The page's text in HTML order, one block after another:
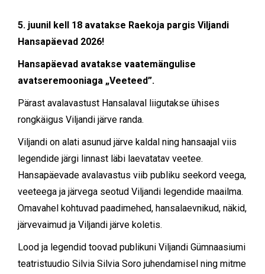
5. juunil kell 18 avatakse Raekoja pargis Viljandi
Hansapäevad 2026!
Hansapäevad avatakse vaatemängulise
avatseremooniaga „Veeteed”.
Pärast avalavastust Hansalaval liigutakse ühises
rongkäigus Viljandi järve randa.
Viljandi on alati asunud järve kaldal ning hansaajal viis
legendide järgi linnast läbi laevatatav veetee.
Hansapäevade avalavastus viib publiku seekord veega,
veeteega ja järvega seotud Viljandi legendide maailma.
Omavahel kohtuvad paadimehed, hansalaevnikud, näkid,
järvevaimud ja Viljandi järve koletis.
Lood ja legendid toovad publikuni Viljandi Gümnaasiumi
teatristuudio Silvia Silvia Soro juhendamisel ning mitme